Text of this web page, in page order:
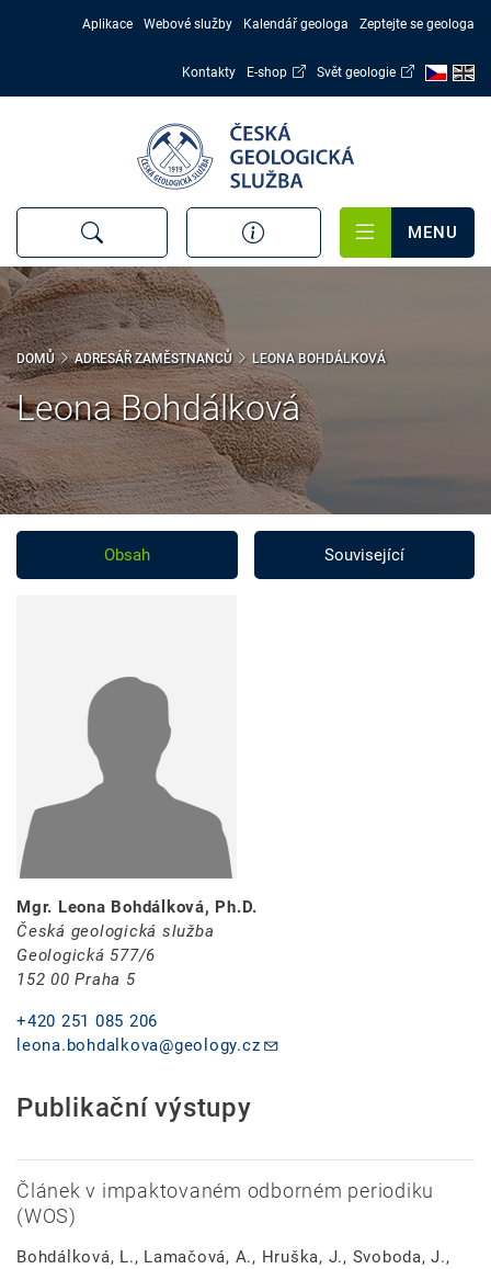
Aplikace Webové služby Kalendář geologa Zeptejte se geologa
Kontakty E-shop Svět geologie
MENU
DOMŮ ADRESÁŘ ZAMĚSTNANCŮ LEONA BOHDÁLKOVÁ
Leona Bohdálková
Obsah Související
Mgr. Leona Bohdálková, Ph.D.
Česká geologická služba
Geologická 577/6
152 00 Praha 5
+420 251 085 206
leona.bohdalkova@geology.cz
Publikační výstupy
Článek v impaktovaném odborném periodiku
(WOS)
Bohdálková, L., Lamačová, A., Hruška, J., Svoboda, J.,